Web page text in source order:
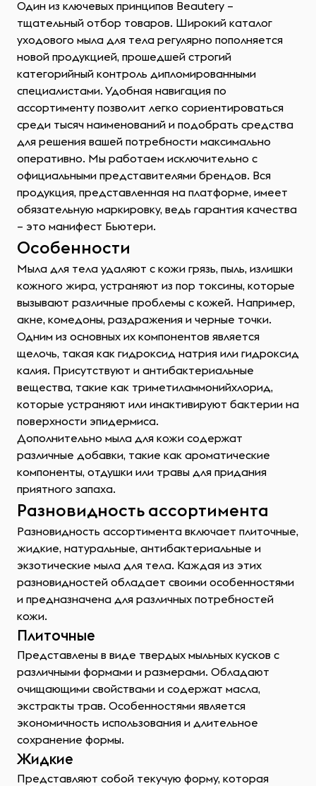
Один из ключевых принципов Beautery –
тщательный отбор товаров. Широкий каталог
уходового мыла для тела регулярно пополняется
новой продукцией, прошедшей строгий
категорийный контроль дипломированными
специалистами. Удобная навигация по
ассортименту позволит легко сориентироваться
среди тысяч наименований и подобрать средства
для решения вашей потребности максимально
оперативно. Мы работаем исключительно с
официальными представителями брендов. Вся
продукция, представленная на платформе, имеет
обязательную маркировку, ведь гарантия качества
– это манифест Бьютери.
Особенности
Мыла для тела удаляют с кожи грязь, пыль, излишки
кожного жира, устраняют из пор токсины, которые
вызывают различные проблемы с кожей. Например,
акне, комедоны, раздражения и черные точки.
Одним из основных их компонентов является
щелочь, такая как гидроксид натрия или гидроксид
калия. Присутствуют и антибактериальные
вещества, такие как триметиламмонийхлорид,
которые устраняют или инактивируют бактерии на
поверхности эпидермиса.
Дополнительно мыла для кожи содержат
различные добавки, такие как ароматические
компоненты, отдушки или травы для придания
приятного запаха.
Разновидность ассортимента
Разновидность ассортимента включает плиточные,
жидкие, натуральные, антибактериальные и
экзотические мыла для тела. Каждая из этих
разновидностей обладает своими особенностями
и предназначена для различных потребностей
кожи.
Плиточные
Представлены в виде твердых мыльных кусков с
различными формами и размерами. Обладают
очищающими свойствами и содержат масла,
экстракты трав. Особенностями является
экономичность использования и длительное
сохранение формы.
Жидкие
Представляют собой текучую форму, которая